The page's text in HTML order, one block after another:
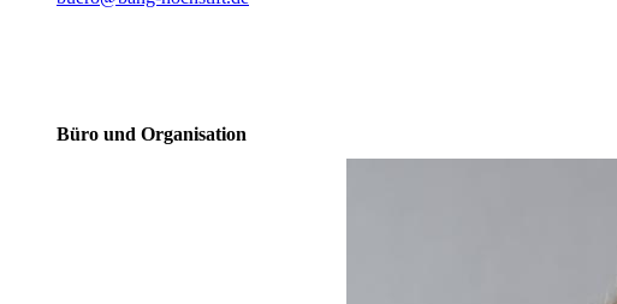
Büro und Organisation